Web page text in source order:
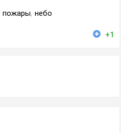
пожары, небо
+1